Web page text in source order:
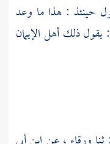
حينئذ : هذا ما وعد
ذلك أهل الإيمان